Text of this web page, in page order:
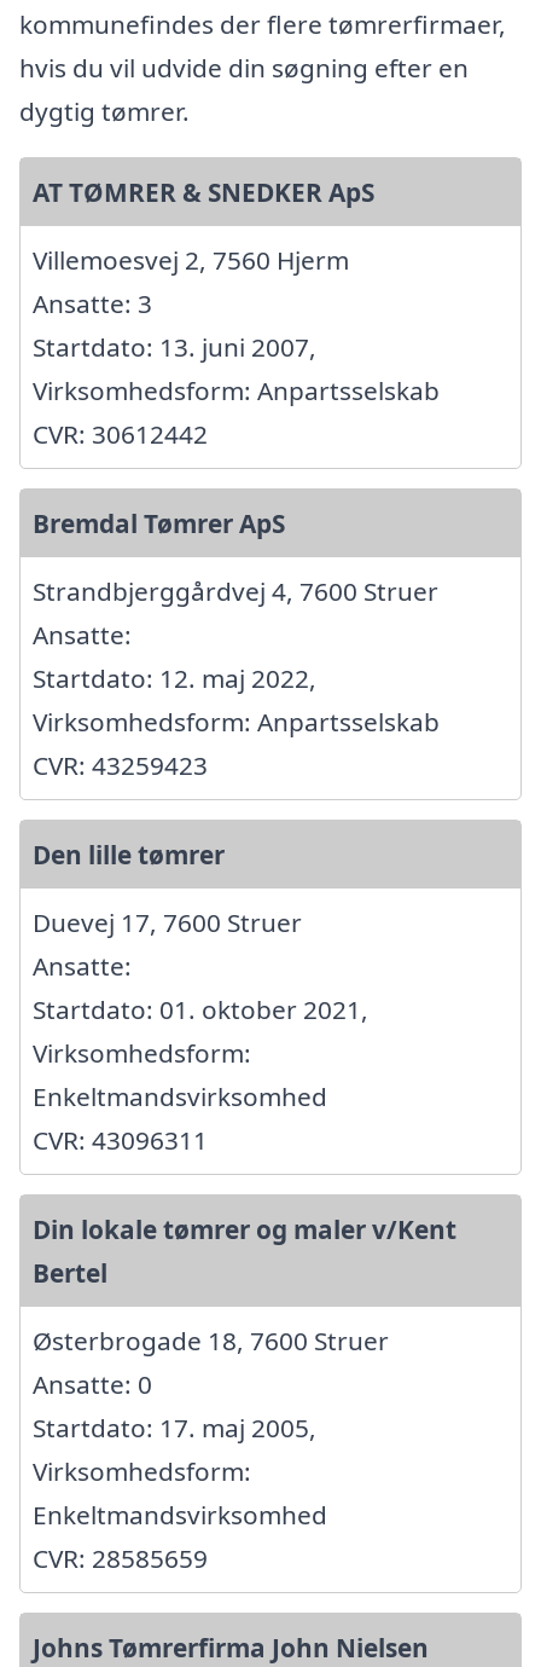
kommunefindes der flere tømrerfirmaer,
hvis du vil udvide din søgning efter en
dygtig tømrer.
AT TØMRER & SNEDKER ApS
Villemoesvej 2, 7560 Hjerm
Ansatte: 3
Startdato: 13. juni 2007,
Virksomhedsform: Anpartsselskab
CVR: 30612442
Bremdal Tømrer ApS
Strandbjerggårdvej 4, 7600 Struer
Ansatte:
Startdato: 12. maj 2022,
Virksomhedsform: Anpartsselskab
CVR: 43259423
Den lille tømrer
Duevej 17, 7600 Struer
Ansatte:
Startdato: 01. oktober 2021,
Virksomhedsform:
Enkeltmandsvirksomhed
CVR: 43096311
Din lokale tømrer og maler v/Kent
Bertel
Østerbrogade 18, 7600 Struer
Ansatte: 0
Startdato: 17. maj 2005,
Virksomhedsform:
Enkeltmandsvirksomhed
CVR: 28585659
Johns Tømrerfirma John Nielsen